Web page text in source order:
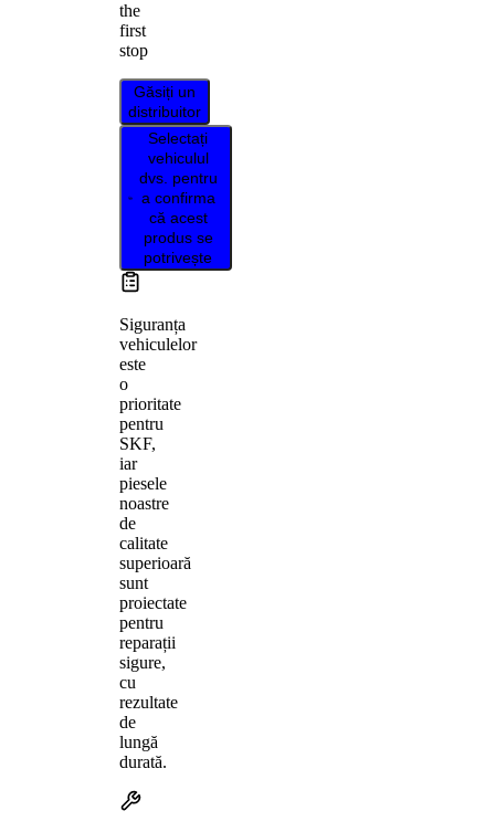
the
first
stop
Găsiți un
distribuitor
Selectați
vehiculul
dvs. pentru
a confirma
că acest
produs se
potrivește
Siguranța
vehiculelor
este
o
prioritate
pentru
SKF,
iar
piesele
noastre
de
calitate
superioară
sunt
proiectate
pentru
reparații
sigure,
cu
rezultate
de
lungă
durată.